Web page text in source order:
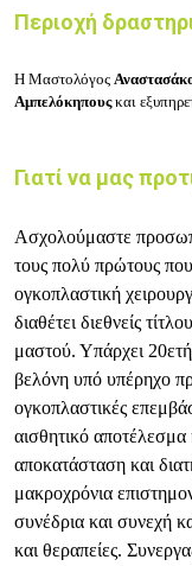
Περιοχή
Η Μαστολόγος
Αμπελόκηπουςκαι
Γιατί να μας
Ασχολούμαστε
τους πολύ πρώτους
ογκοπλαστική
διαθέτει διεθνείς
μαστού. Υπάρχει
βελόνη υπό υπέρηχο
ογκοπλαστικές
αισθητικό
αποκατάσταση και
μακροχρόνια
συνέδρια και συνεχή
και θεραπείες.